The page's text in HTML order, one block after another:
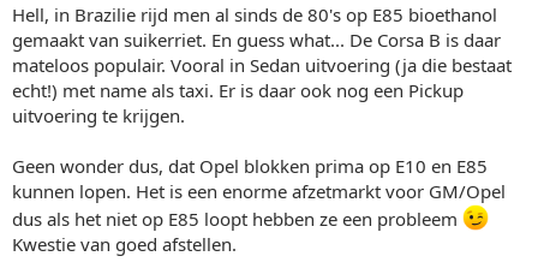
Hell, in Brazilie rijd men al sinds de 80's op E85 bioethanol
gemaakt van suikerriet. En guess what... De Corsa B is daar
mateloos populair. Vooral in Sedan uitvoering (ja die bestaat
echt!) met name als taxi. Er is daar ook nog een Pickup
uitvoering te krijgen.
Geen wonder dus, dat Opel blokken prima op E10 en E85
kunnen lopen. Het is een enorme afzetmarkt voor GM/Opel
dus als het niet op E85 loopt hebben ze een probleem
Kwestie van goed afstellen.